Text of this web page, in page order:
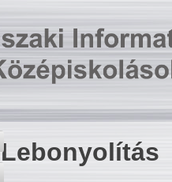
Lebonyolítás